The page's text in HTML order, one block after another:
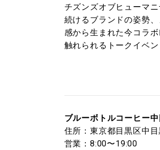
チズンズオブヒューマ
続けるブランドの姿勢
感から生まれた今コラ
触れられるトークイベ
ブルーボトルコーヒー
住所：東京都目黒区中
営業：8:00〜19:00